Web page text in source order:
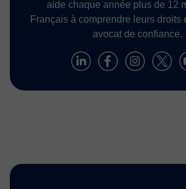
aide chaque année plus de 12
Français à comprendre leurs droits
avocat de confiance.